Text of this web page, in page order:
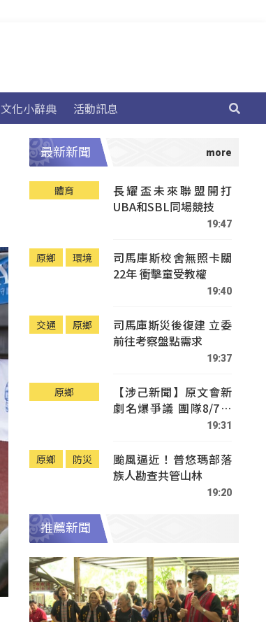
文化小辭典 活動訊息
最新新聞
體育
長耀盃未來聯盟開打
UBA和SBL同場競技
19:47
原鄉 環境
司馬庫斯校舍無照卡關
22年 衝擊童受教權
19:40
交通 原鄉
司馬庫斯災後復建 立委
前往考察盤點需求
19:37
原鄉
【涉己新聞】原文會新
劇名爆爭議 團隊8/7赴
19:31
原鄉 防災
颱風逼近！普悠瑪部落
族人勘查共管山林
19:20
推薦新聞